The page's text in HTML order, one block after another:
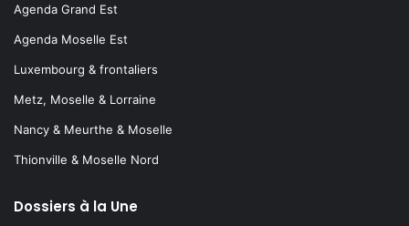
Agenda Grand Est
Agenda Moselle Est
Luxembourg & frontaliers
Metz, Moselle & Lorraine
Nancy & Meurthe & Moselle
Thionville & Moselle Nord
Dossiers à la Une